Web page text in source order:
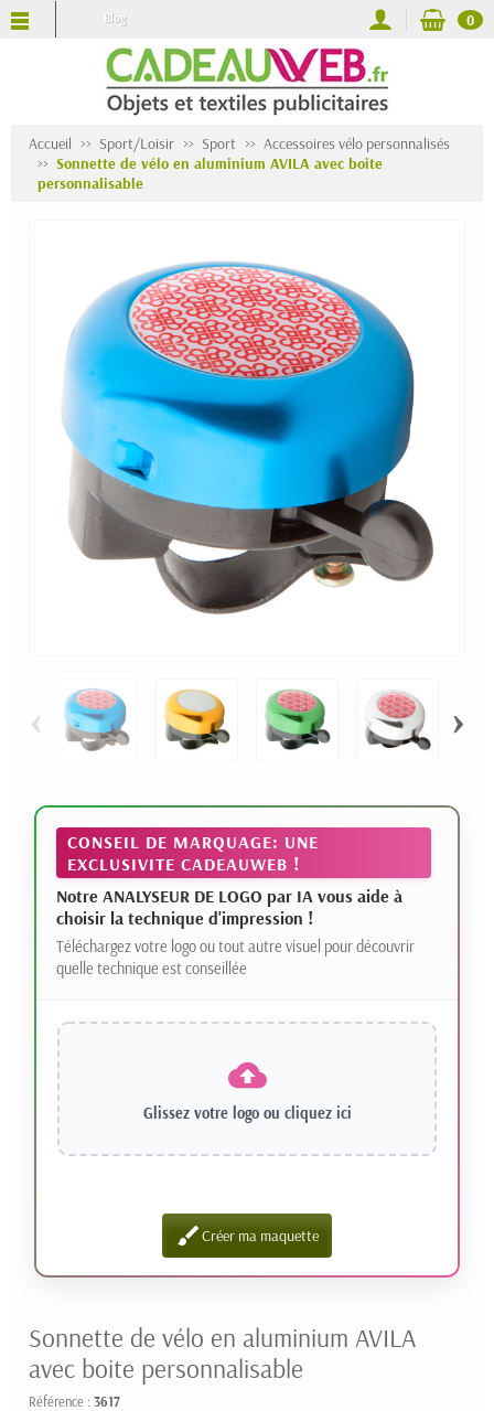
Blog 0
Accueil Sport/Loisir Sport
Accessoires vélo personnalisés
Sonnette de vélo en aluminium AVILA avec boite
personnalisable
‹ ›
CONSEIL DE MARQUAGE: UNE
EXCLUSIVITE CADEAUWEB !
Notre ANALYSEUR DE LOGO par IA vous aide à
choisir la technique d'impression !
Téléchargez votre logo ou tout autre visuel pour découvrir
quelle technique est conseillée
Glissez votre logo ou cliquez ici
brushCréer ma maquette
Sonnette de vélo en aluminium AVILA
avec boite personnalisable
Référence : 3617